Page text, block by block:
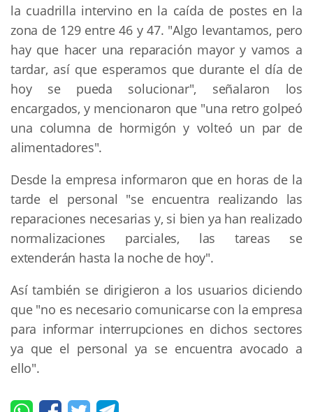
la cuadrilla intervino en la caída de postes en la
zona de 129 entre 46 y 47. "Algo levantamos, pero
hay que hacer una reparación mayor y vamos a
tardar, así que esperamos que durante el día de
hoy se pueda solucionar", señalaron los
encargados, y mencionaron que "una retro golpeó
una columna de hormigón y volteó un par de
alimentadores".
Desde la empresa informaron que en horas de la
tarde el personal "se encuentra realizando las
reparaciones necesarias y, si bien ya han realizado
normalizaciones parciales, las tareas se
extenderán hasta la noche de hoy".
Así también se dirigieron a los usuarios diciendo
que "no es necesario comunicarse con la empresa
para informar interrupciones en dichos sectores
ya que el personal ya se encuentra avocado a
ello".